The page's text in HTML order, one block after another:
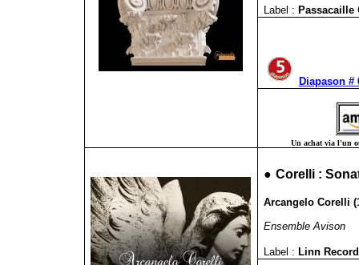
Label : Passacaille
Diapason #
Un achat via l'un
● Corelli :
Arcangelo Corelli
Ensemble Avison
Label : Linn